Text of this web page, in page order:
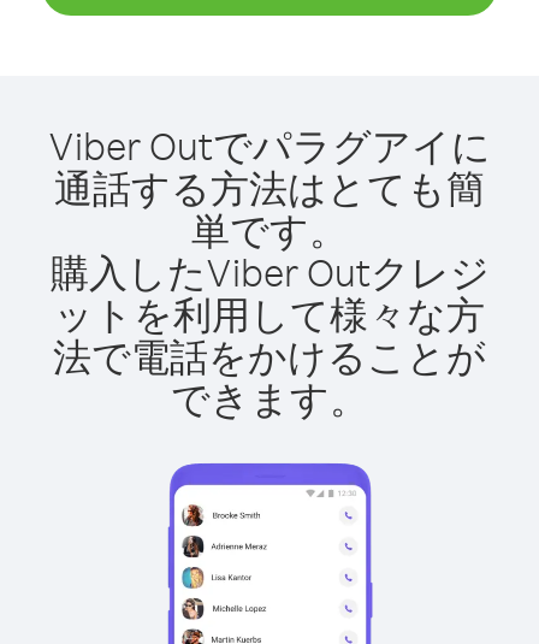
Viber Outでパラグアイに
通話する方法はとても簡
単です。
購入したViber Outクレジ
ットを利用して様々な方
法で電話をかけることが
できます。